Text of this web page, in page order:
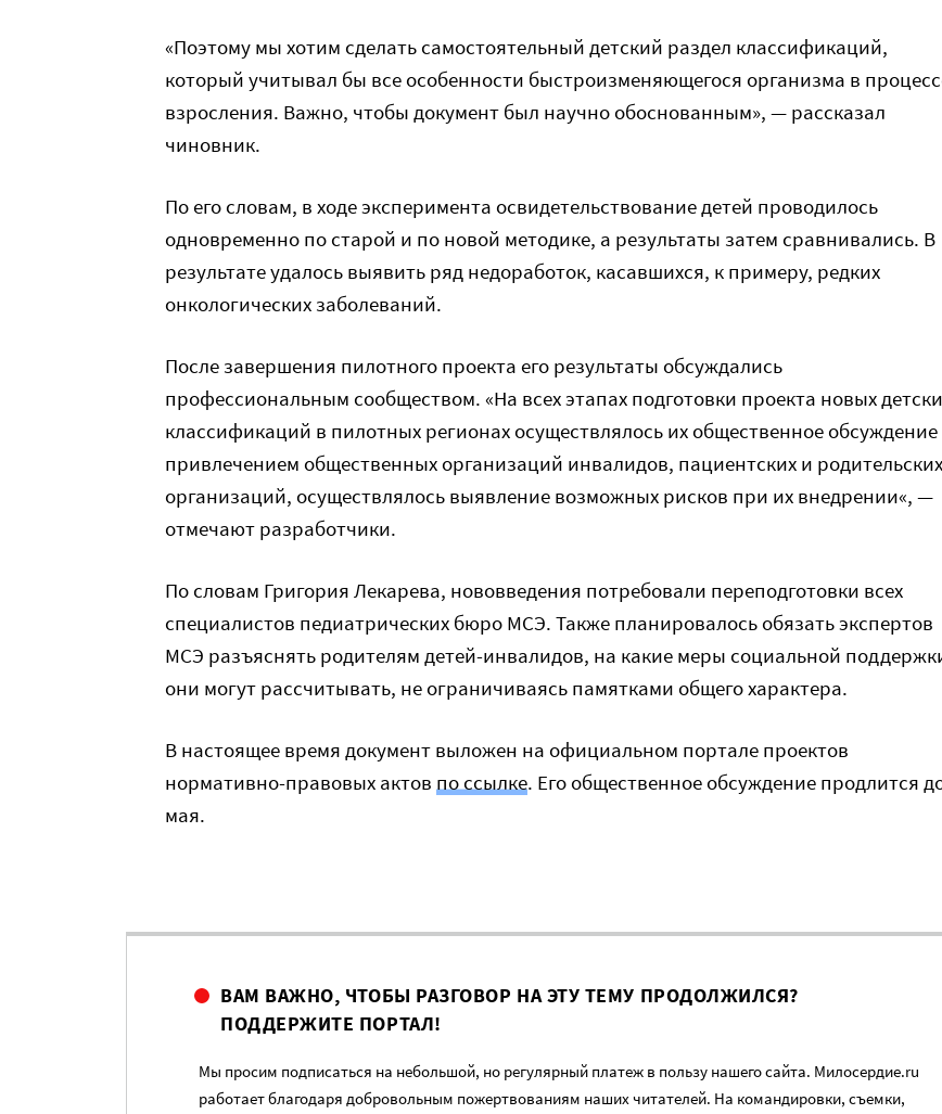
«Поэтому мы хотим сделать самостоятельный детский раздел классификаций,
который учитывал бы все особенности быстроизменяющегося организма в
взросления. Важно, чтобы документ был научно обоснованным», — рассказал
чиновник.
По его словам, в ходе эксперимента освидетельствование детей проводилось
одновременно по старой и по новой методике, а результаты затем сравнивались. В
результате удалось выявить ряд недоработок, касавшихся, к примеру, редких
онкологических заболеваний.
После завершения пилотного проекта его результаты обсуждались
профессиональным сообществом. «На всех этапах подготовки проекта новых
классификаций в пилотных регионах осуществлялось их общественное обсуждение
привлечением общественных организаций инвалидов, пациентских и родительских
организаций, осуществлялось выявление возможных рисков при их внедрении«, —
отмечают разработчики.
По словам Григория Лекарева, нововведения потребовали переподготовки всех
специалистов педиатрических бюро МСЭ. Также планировалось обязать экспертов
МСЭ разъяснять родителям детей-инвалидов, на какие меры социальной
они могут рассчитывать, не ограничиваясь памятками общего характера.
В настоящее время документ выложен на официальном портале проектов
нормативно-правовых актов по ссылке. Его общественное обсуждение продлится
мая.
ВАМ ВАЖНО, ЧТОБЫ РАЗГОВОР НА ЭТУ ТЕМУ ПРОДОЛЖИЛСЯ?
ПОДДЕРЖИТЕ ПОРТАЛ!
Мы просим подписаться на небольшой, но регулярный платеж в пользу нашего сайта. Милосердие.ru
работает благодаря добровольным пожертвованиям наших читателей. На командировки, съемки,